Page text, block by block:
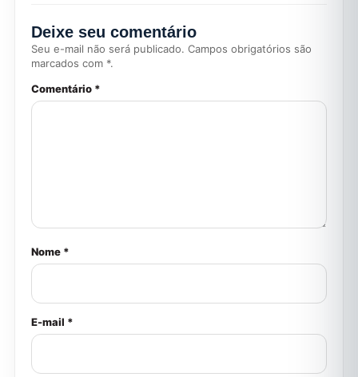
Deixe seu comentário
Seu e-mail não será publicado. Campos obrigatórios são
marcados com *.
Comentário *
Nome *
E-mail *